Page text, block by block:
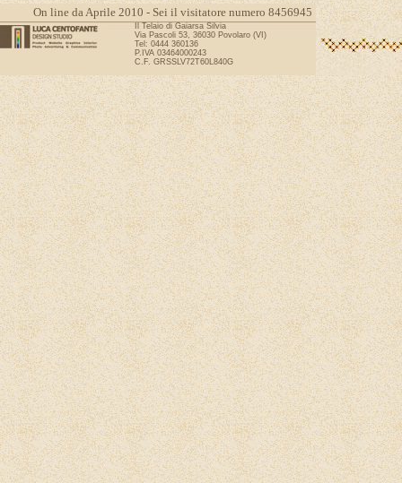
On line da Aprile 2010 - Sei il visitatore numero 8456945
Il Telaio di Gaiarsa Silvia
Via Pascoli 53, 36030 Povolaro (VI)
Tel: 0444 360136
P.IVA 03464000243
C.F. GRSSLV72T60L840G